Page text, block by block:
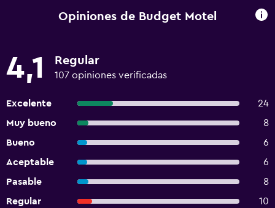
Opiniones de Budget Motel
4,1 Regular
107 opiniones verificadas
Excelente
24
Muy bueno
8
Bueno
6
Aceptable
6
Pasable
8
Regular
10